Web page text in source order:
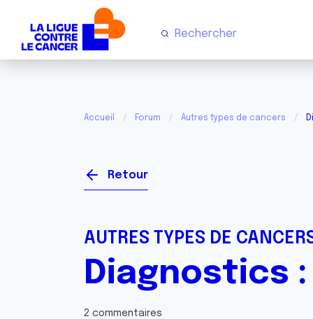
Accueil Forum Autres types de cancers
Retour
AUTRES TYPES DE
Diagnostics :
2 commentaires